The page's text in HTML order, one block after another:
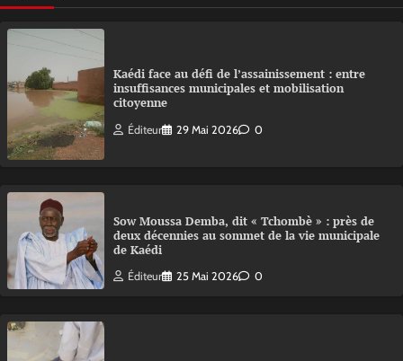
Kaédi face au défi de l’assainissement : entre
insuffisances municipales et mobilisation
citoyenne
Éditeur 29 Mai 2026 0
Sow Moussa Demba, dit « Tchombè » : près de
deux décennies au sommet de la vie municipale
de Kaédi
Éditeur 25 Mai 2026 0